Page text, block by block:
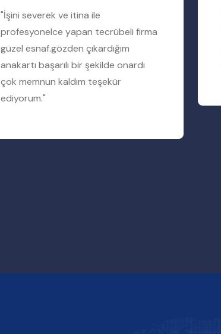
"İşini severek ve itina ile
profesyonelce yapan tecrübeli firma
güzel esnaf.gözden çıkardığım
anakartı başarılı bir şekilde onardı
çok memnun kaldım teşekür
ediyorum."